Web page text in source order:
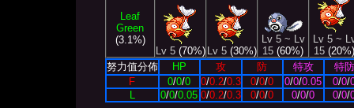
Lv 5(70%) Lv 5(30%)
Lv 5 ~ Lv
15 (60%)
Lv 5 ~
15 (20%)
Leaf
Green
(3.1%)
努力值分佈 HP 攻 防 特攻
特防
F
0/0/0 0/0.2/0.3 0/0/0 0/0/0.05 0/0/
L
0/0/0.05 0/0.2/0.3 0/0/0 0/0/0 0/0/